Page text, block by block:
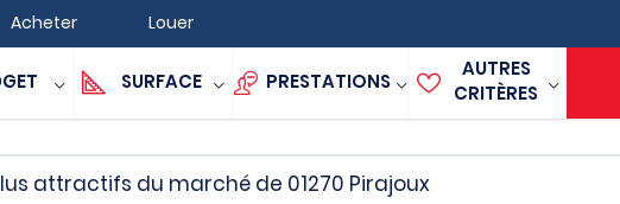
Acheter Louer
SURFACE PRESTATIONS
AUTRES
CRITÈRES
attractifs du marché de 01270 Pirajoux